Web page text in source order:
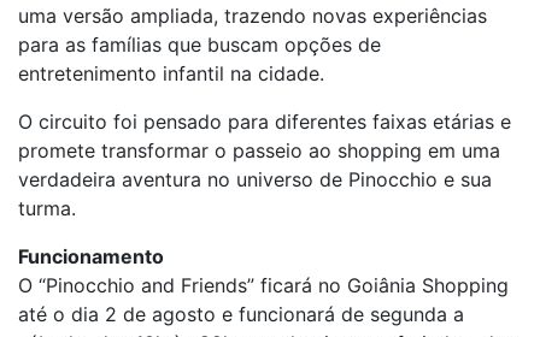
uma versão ampliada, trazendo novas experiências
para as famílias que buscam opções de
entretenimento infantil na cidade.
O circuito foi pensado para diferentes faixas etárias e
promete transformar o passeio ao shopping em uma
verdadeira aventura no universo de Pinocchio e sua
turma.
Funcionamento
O “Pinocchio and Friends” ficará no Goiânia Shopping
até o dia 2 de agosto e funcionará de segunda a